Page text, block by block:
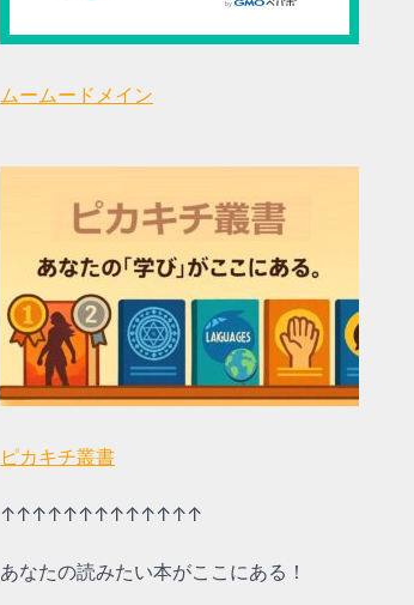
ムームードメイン
ピカキチ叢書
↑↑↑↑↑↑↑↑↑↑↑↑↑
あなたの読みたい本がここにある！